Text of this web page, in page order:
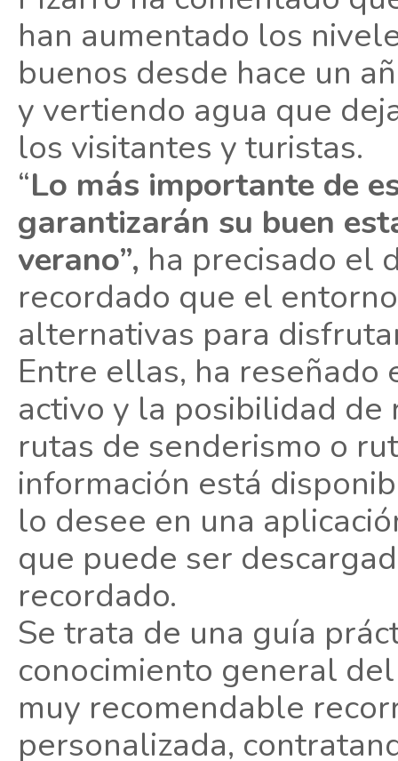
han aumentado los
buenos desde hace un
y vertiendo agua que
los visitantes y turistas.
“Lo más importante de
garantizarán su buen
verano”, ha precisado el
recordado que el
alternativas para
Entre ellas, ha
activo y la posibilidad
rutas de senderismo o
información está
lo desee en una
que puede ser
recordado.
Se trata de una guía
conocimiento general
muy recomendable
personalizada,